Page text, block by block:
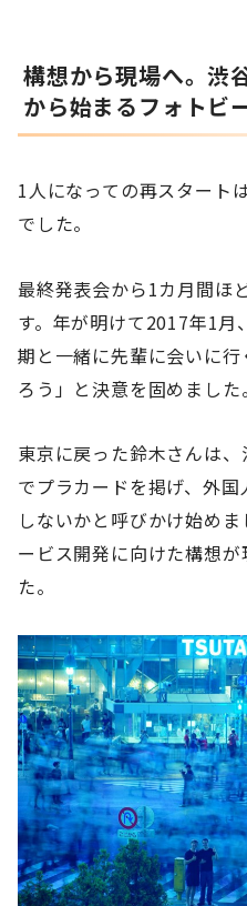
構想から現場へ。渋
から始まるフォトビ
1人になっての再スタート
でした。
最終発表会から1カ月間ほ
す。年が明けて2017年1月
期と一緒に先輩に会いに
ろう」と決意を固めました。
東京に戻った鈴木さんは
でプラカードを掲げ、外
しないかと呼びかけ始め
ービス開発に向けた構想
た。